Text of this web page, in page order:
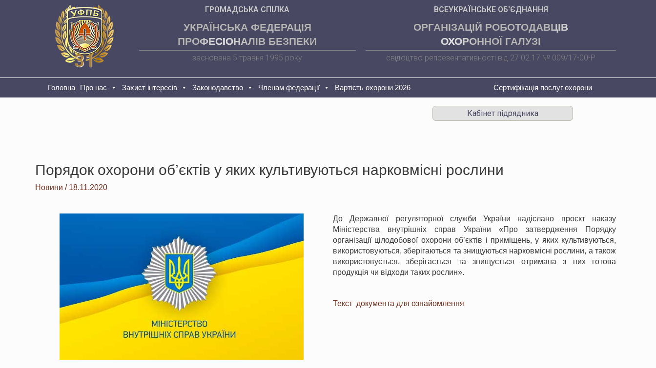
31
ГРОМАДСЬКА СПІЛКА
УКРАЇНСЬКА ФЕДЕРАЦІЯ
ПРОФЕСІОНАЛІВ БЕЗПЕКИ
заснована 5 травня 1995 року
ВСЕУКРАЇНСЬКЕ ОБ'ЄДНАННЯ
ОРГАНІЗАЦІЙ РОБОТОДАВЦІВ
ОХОРОННОЇ ГАЛУЗІ
свідоцтво репрезентативності від 27.02.17 № 009/17-00-Р
Головна Про нас Захист інтересів Законодавство Членам федерації Вартість охорони 2026 Сертифікація послуг охорони
Кабінет підрядника
Порядок охорони об’єктів у яких культивуються нарковмісні рослини
Новини / 18.11.2020
До Державної регуляторної служби України надіслано проєкт наказу
Міністерства внутрішніх справ України «Про затвердження Порядку
організації цілодобової охорони об’єктів і приміщень, у яких культивуються,
використовуються, зберігаються та знищуються нарковмісні рослини, а також
використовується, зберігається та знищується отримана з них готова
продукція чи відходи таких рослин».
Текст документа для ознайомлення